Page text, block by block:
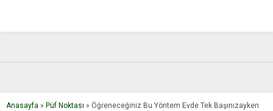
Anasayfa » Püf Noktası » Öğreneceğiniz Bu Yöntem Evde Tek Başınızayken